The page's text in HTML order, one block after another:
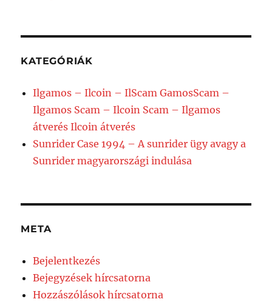
KATEGÓRIÁK
Ilgamos – Ilcoin – IlScam GamosScam –
Ilgamos Scam – Ilcoin Scam – Ilgamos
átverés Ilcoin átverés
Sunrider Case 1994 – A sunrider ügy avagy a
Sunrider magyarországi indulása
META
Bejelentkezés
Bejegyzések hírcsatorna
Hozzászólások hírcsatorna